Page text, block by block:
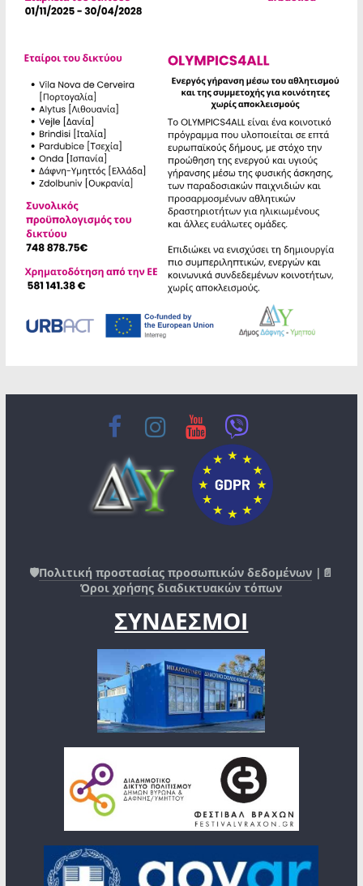
🛡️Πολιτική προστασίας προσωπικών δεδομένων |📄
Όροι χρήσης διαδικτυακών τόπων
ΣΥΝΔΕΣΜΟΙ